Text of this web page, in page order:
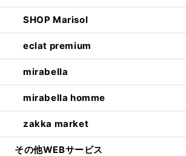
SHOP Marisol
eclat premium
mirabella
mirabella homme
zakka market
その他WEBサービス